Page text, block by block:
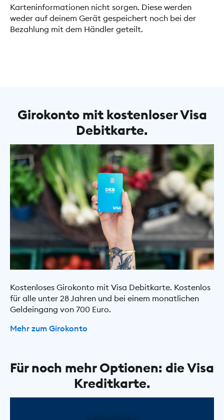
Karteninformationen nicht sorgen. Diese werden
weder auf deinem Gerät gespeichert noch bei der
Bezahlung mit dem Händler geteilt.
Girokonto mit kostenloser Visa
Debitkarte.
Kostenloses Girokonto mit Visa Debitkarte. Kostenlos
für alle unter 28 Jahren und bei einem monatlichen
Geldeingang von 700 Euro.
Mehr zum Girokonto
Für noch mehr Optionen: die Visa
Kreditkarte.